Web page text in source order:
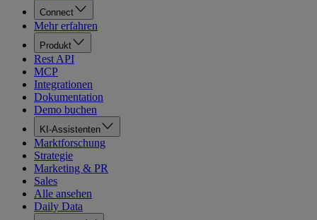
Connect
Mehr erfahren
Produkt
Rest API
MCP
Integrationen
Dokumentation
Demo buchen
KI-Assistenten
Marktforschung
Strategie
Marketing & PR
Sales
Alle ansehen
Daily Data